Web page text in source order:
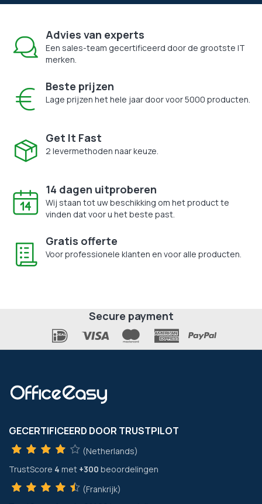
Advies van experts
Een sales-team gecertificeerd door de grootste IT
merken.
Beste prijzen
Lage prijzen het hele jaar door voor 5000 producten.
Get It Fast
2 levermethoden naar keuze.
14 dagen uitproberen
Wij staan tot uw beschikking om het product te
vinden dat voor u het beste past.
Gratis offerte
Voor professionele klanten en voor alle producten.
Secure payment
GECERTIFICEERD DOOR TRUSTPILOT
(Netherlands)
TrustScore 4 met +300 beoordelingen
(Frankrijk)